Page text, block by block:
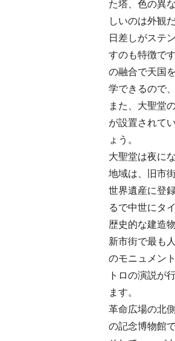
た塔、色の異
しいのは外観
日差しがステ
すのも特徴で
の融合で天国
学できるので
また、大聖堂
が設置されて
ょう。
大聖堂は夜に
地域は、旧市
世界遺産に登
るで中世にタ
歴史的な建造
新市街で最も
のモニュメン
トロの演説が
ます。
革命広場の北
の記念博物館で